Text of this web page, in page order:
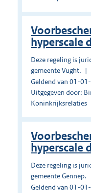
hyperscale
Deze regeling is
gemeente Vught.
Geldend van 01-
Uitgegeven door:
Koninkrijksrelaties
hyperscale
Deze regeling is
gemeente Gennep.
Geldend van 01-